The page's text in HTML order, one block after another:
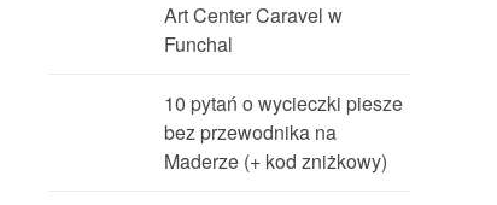
Art Center Caravel w
Funchal
10 pytań o wycieczki piesze
bez przewodnika na
Maderze (+ kod zniżkowy)